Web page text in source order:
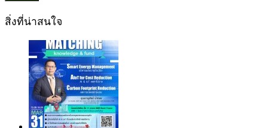
สิ่งที่น่าสนใจ